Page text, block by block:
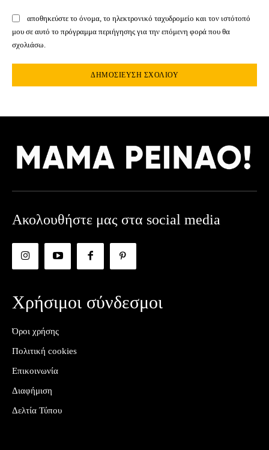
αποθηκεύστε το όνομα, το ηλεκτρονικό ταχυδρομείο και τον ιστότοπό
μου σε αυτό το πρόγραμμα περιήγησης για την επόμενη φορά που θα
σχολιάσω.
Ακολουθήστε μας στα social media
Χρήσιμοι σύνδεσμοι
Όροι χρήσης
Πολιτική cookies
Επικοινωνία
Διαφήμιση
Δελτία Τύπου